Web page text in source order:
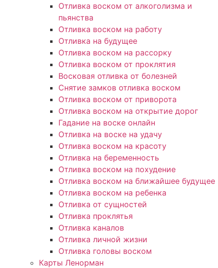
Отливка воском от алкоголизма и
пьянства
Отливка воском на работу
Отливка на будущее
Отливка воском на рассорку
Отливка воском от проклятия
Восковая отливка от болезней
Снятие замков отливка воском
Отливка воском от приворота
Отливка воском на открытие дорог
Гадание на воске онлайн
Отливка на воске на удачу
Отливка воском на красоту
Отливка на беременность
Отливка воском на похудение
Отливка воском на ближайшее будущее
Отливка воском на ребенка
Отливка от сущностей
Отливка проклятья
Отливка каналов
Отливка личной жизни
Отливка головы воском
Карты Ленорман